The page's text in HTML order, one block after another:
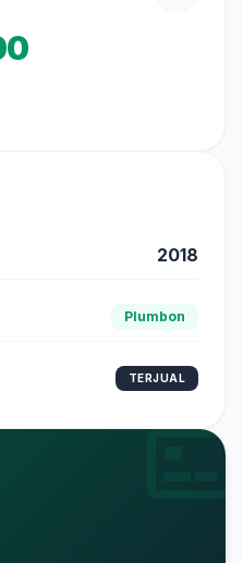
2018
Plumbon
TERJUAL